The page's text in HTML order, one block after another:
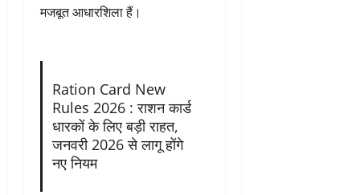
मजबूत आधारशिला हैं।
Ration Card New
Rules 2026 : राशन कार्ड
धारकों के लिए बड़ी राहत,
जनवरी 2026 से लागू होंगे
नए नियम